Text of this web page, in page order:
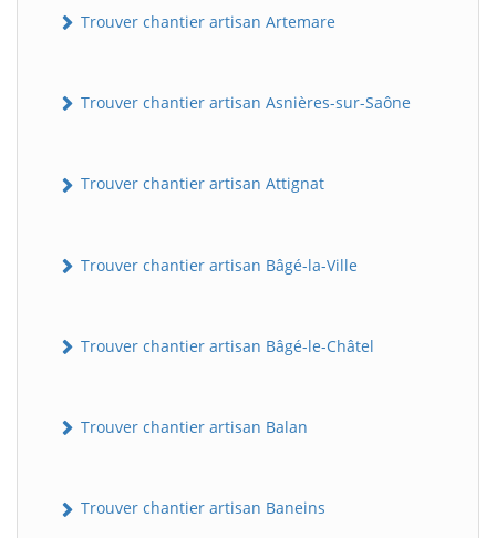
Trouver chantier artisan Artemare
Trouver chantier artisan Asnières-sur-Saône
Trouver chantier artisan Attignat
Trouver chantier artisan Bâgé-la-Ville
Trouver chantier artisan Bâgé-le-Châtel
Trouver chantier artisan Balan
Trouver chantier artisan Baneins